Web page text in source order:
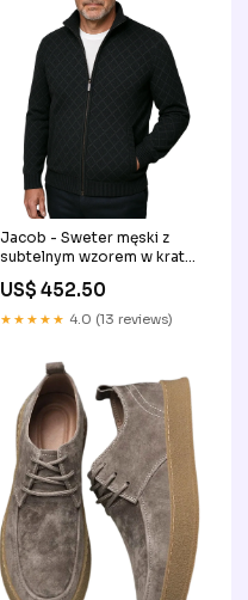
Jacob - Sweter męski z
subtelnym wzorem w kratę
US$ 452.50
★★★★★ 4.0 (13 reviews)